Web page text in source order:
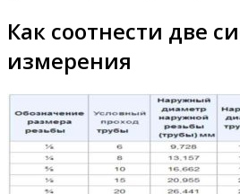
Как соотнести две
измерения